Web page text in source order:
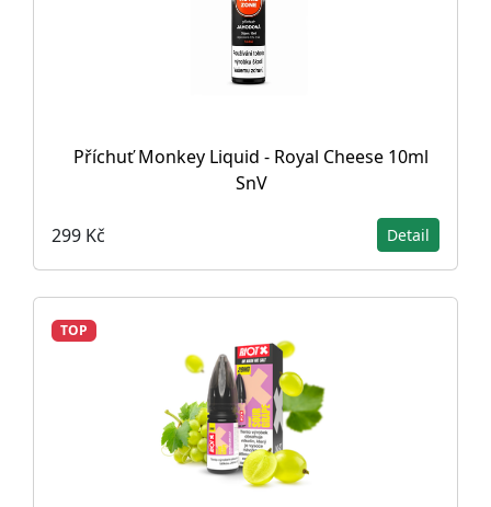
Příchuť Monkey Liquid - Royal Cheese 10ml
SnV
299 Kč Detail
TOP